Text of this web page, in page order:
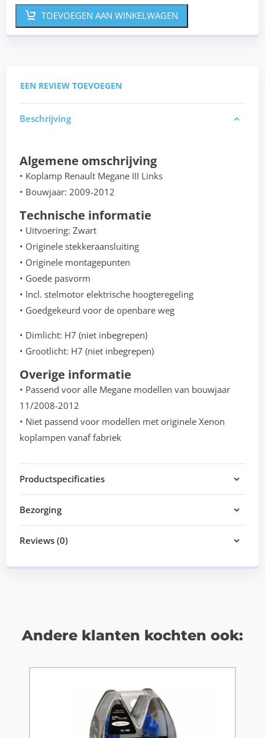
TOEVOEGEN AAN WINKELWAGEN
EEN REVIEW TOEVOEGEN
Beschrijving
Algemene omschrijving
• Koplamp Renault Megane III Links
• Bouwjaar: 2009-2012
Technische informatie
• Uitvoering: Zwart
• Originele stekkeraansluiting
• Originele montagepunten
• Goede pasvorm
• Incl. stelmotor elektrische hoogteregeling
• Goedgekeurd voor de openbare weg
• Dimlicht: H7 (niet inbegrepen)
• Grootlicht: H7 (niet inbegrepen)
Overige informatie
• Passend voor alle Megane modellen van bouwjaar
11/2008-2012
• Niet passend voor modellen met originele Xenon
koplampen vanaf fabriek
Productspecificaties
Bezorging
Reviews (0)
Andere klanten kochten ook: